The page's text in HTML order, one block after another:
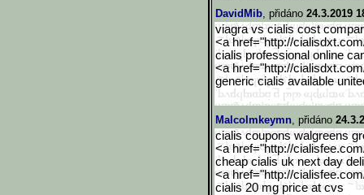
DavidMib, přidáno 24.3.2019
viagra vs cialis cost
<a href="http://
cialis professional online
<a href="http://
generic cialis available
Malcolmkeymn, přidáno
cialis coupons walgreens
<a href="http://
cheap cialis uk next day
<a href="http://
cialis 20 mg price at cvs